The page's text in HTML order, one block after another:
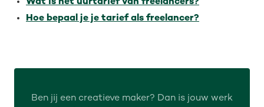
Wat is het uurtarief van freelancers?
Hoe bepaal je je tarief als freelancer?
Ben jij een creatieve maker? Dan is jouw werk